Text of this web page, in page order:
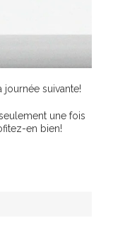
journée suivante!
une fois
en bien!